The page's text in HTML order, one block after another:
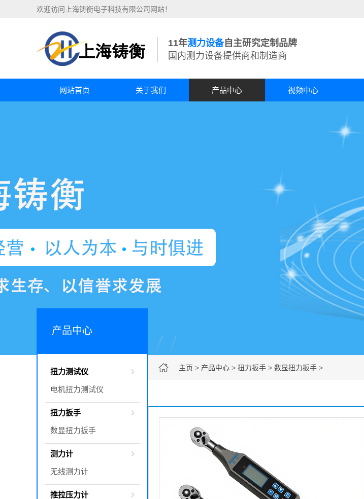
欢迎访问上海铸衡电子科技有限公司网站！
11年测力设备自主研究定制品牌
国内测力设备提供商和制造商
网站首页 关于我们 产品中心 视频中心
主页 > 产品中心 > 扭力扳手 > 数显扭力扳手 >
产品中心
扭力测试仪
电机扭力测试仪
扭力扳手
数显扭力扳手
测力计
无线测力计
推拉压力计